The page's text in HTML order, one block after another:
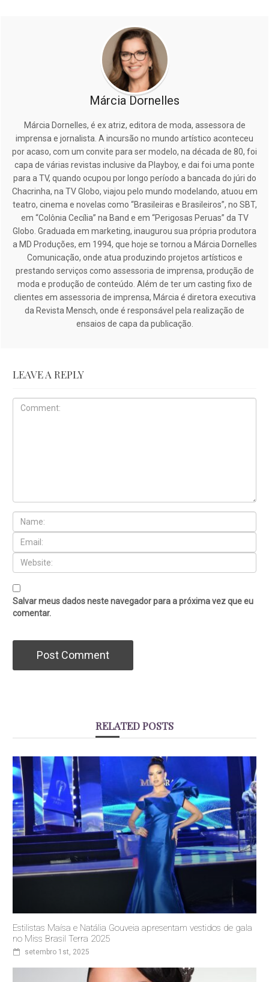
Márcia Dornelles
Márcia Dornelles, é ex atriz, editora de moda, assessora de
imprensa e jornalista. A incursão no mundo artístico aconteceu
por acaso, com um convite para ser modelo, na década de 80, foi
capa de várias revistas inclusive da Playboy, e dai foi uma ponte
para a TV, quando ocupou por longo período a bancada do júri do
Chacrinha, na TV Globo, viajou pelo mundo modelando, atuou em
teatro, cinema e novelas como “Brasileiras e Brasileiros”, no SBT,
em “Colônia Cecília” na Band e em “Perigosas Peruas” da TV
Globo. Graduada em marketing, inaugurou sua própria produtora
a MD Produções, em 1994, que hoje se tornou a Márcia Dornelles
Comunicação, onde atua produzindo projetos artísticos e
prestando serviços como assessoria de imprensa, produção de
moda e produção de conteúdo. Além de ter um casting fixo de
clientes em assessoria de imprensa, Márcia é diretora executiva
da Revista Mensch, onde é responsável pela realização de
ensaios de capa da publicação.
LEAVE A REPLY
Salvar meus dados neste navegador para a próxima vez que eu
comentar.
RELATED POSTS
Estilistas Maísa e Natália Gouveia apresentam vestidos de gala
no Miss Brasil Terra 2025
setembro 1st, 2025